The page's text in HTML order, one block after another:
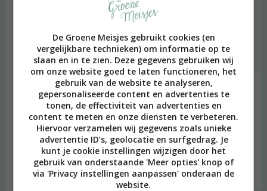
schreef:
Oeh, wat een goed idee!! klinkt ook heerlijk!
Beantwoorden
Financieelonafhankelijkblogschreef:
2017 OM
Eén van mijn lievelingsgerechten, Tom Kha Kai soep. Ontdekt in
Thailand zelf, daarna nog vaak zelf gemaakt. Ik ga deze variant
ook eens proberen, lijkt me heerlijk.
Beantwoorden
De Groene Meisjes gebruikt cookies (en
vergelijkbare technieken) om informatie op te
slaan en in te zien. Deze gegevens gebruiken wij
om onze website goed te laten functioneren, het
gebruik van de website te analyseren,
gepersonaliseerde content en advertenties te
tonen, de effectiviteit van advertenties en
content te meten en onze diensten te verbeteren.
Hiervoor verzamelen wij gegevens zoals unieke
advertentie ID’s, geolocatie en surfgedrag. Je
kunt je cookie instellingen wijzigen door het
gebruik van onderstaande 'Meer opties' knop of
via 'Privacy instellingen aanpassen' onderaan de
website.